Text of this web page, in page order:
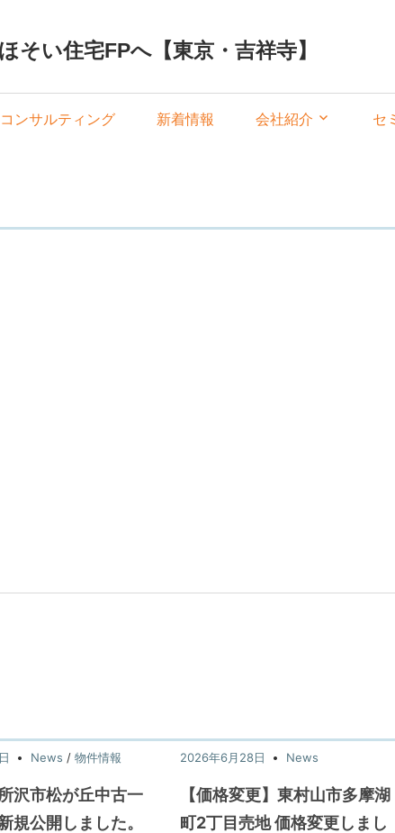
そい住宅FPへ【東京・吉祥寺】
ンサルティング 新着情報 会社紹介 セ
News /物件情報
沢市松が丘中古一
規公開しました。
2026年6月28日 News
【価格変更】東村山市多摩湖
町2丁目売地 価格変更しまし